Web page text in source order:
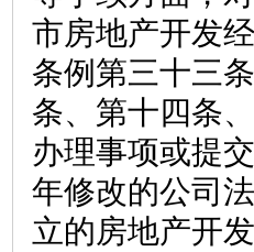
市房地产开发
条例第三十三
条、第十四条
办理事项或提
年修改的公司
立的房地产开